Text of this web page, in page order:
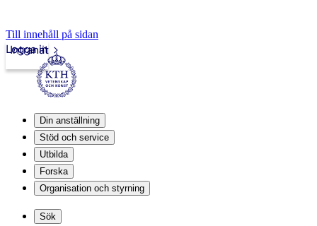
Till innehåll på sidan
Intranät
Logga in
Din anställning
Stöd och service
Utbilda
Forska
Organisation och styrning
Sök